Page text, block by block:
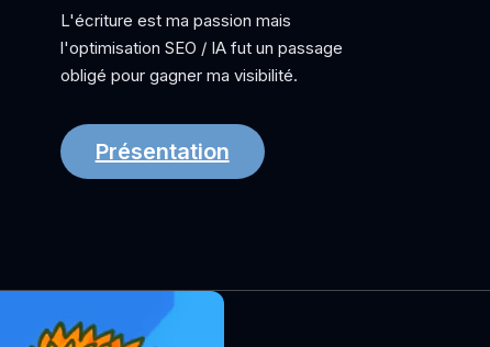
L'écriture est ma passion mais
l'optimisation SEO / IA fut un passage
obligé pour gagner ma visibilité.
Présentation